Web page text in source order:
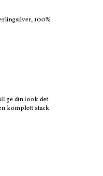
100%
ge din look det
komplett stack.